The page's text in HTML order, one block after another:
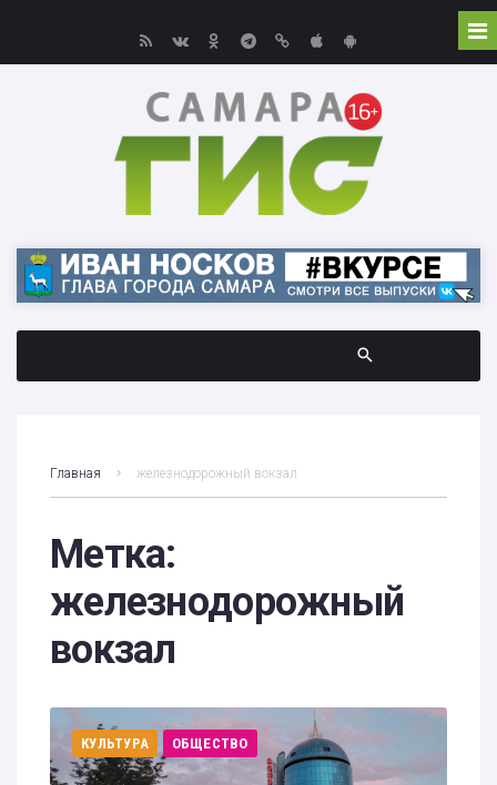
Главная железнодорожный вокзал
Метка:
железнодорожный
вокзал
КУЛЬТУРА ОБЩЕСТВО